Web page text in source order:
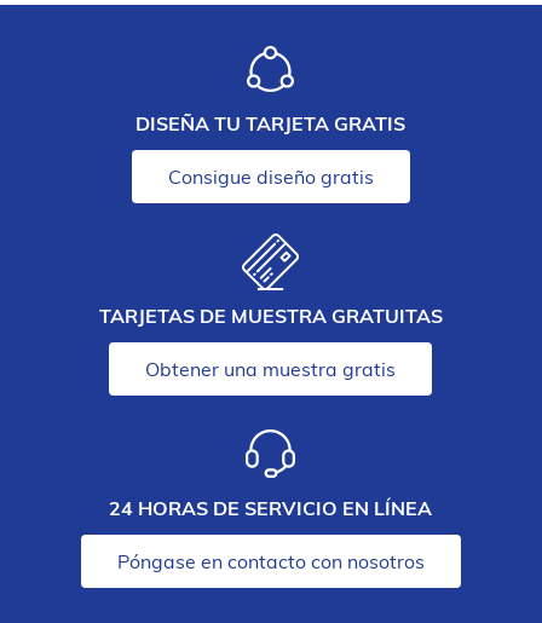
DISEÑA TU TARJETA GRATIS
Consigue diseño gratis
TARJETAS DE MUESTRA GRATUITAS
Obtener una muestra gratis
24 HORAS DE SERVICIO EN LÍNEA
Póngase en contacto con nosotros